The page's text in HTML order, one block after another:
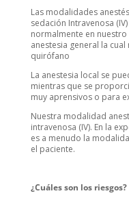
Las modalidades
sedación Intravenosa
normalmente en
anestesia general la
quirófano
La anestesia local se
mientras que se
muy aprensivos o para
Nuestra modalidad
intravenosa (IV). En la
es a menudo la
el paciente.
¿Cuáles son los riesgos?